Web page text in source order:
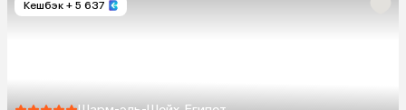
Кешбэк + 5 637